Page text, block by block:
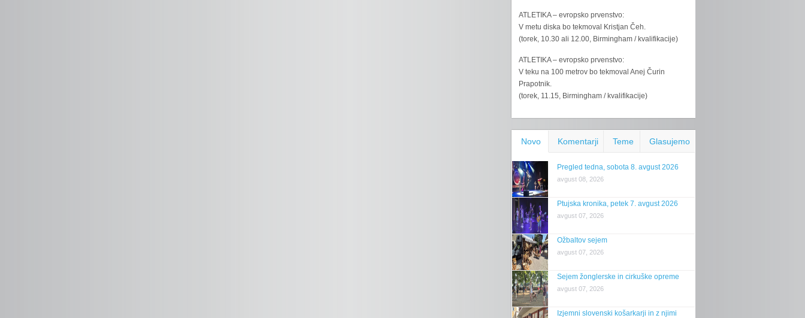
ATLETIKA – evropsko prvenstvo:
V metu diska bo tekmoval Kristjan Čeh.
(torek, 10.30 ali 12.00, Birmingham / kvalifikacije)
ATLETIKA – evropsko prvenstvo:
V teku na 100 metrov bo tekmoval Anej Čurin
Prapotnik.
(torek, 11.15, Birmingham / kvalifikacije)
Novo Komentarji Teme Glasujemo
Pregled tedna, sobota 8. avgust 2026
avgust 08, 2026
Ptujska kronika, petek 7. avgust 2026
avgust 07, 2026
Ožbaltov sejem
avgust 07, 2026
Sejem žonglerske in cirkuške opreme
avgust 07, 2026
Izjemni slovenski košarkarji in z njimi